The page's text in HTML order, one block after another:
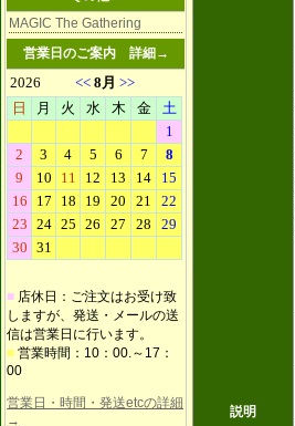
MAGIC The Gathering
営業日のご案内 詳細→
■ 店休日：ご注文はお受け致
しますが、発送・メールの送
信は営業日に行います。
■ 営業時間：10：00.～17：
00
営業日・時間・発送etcの詳細
→
説明